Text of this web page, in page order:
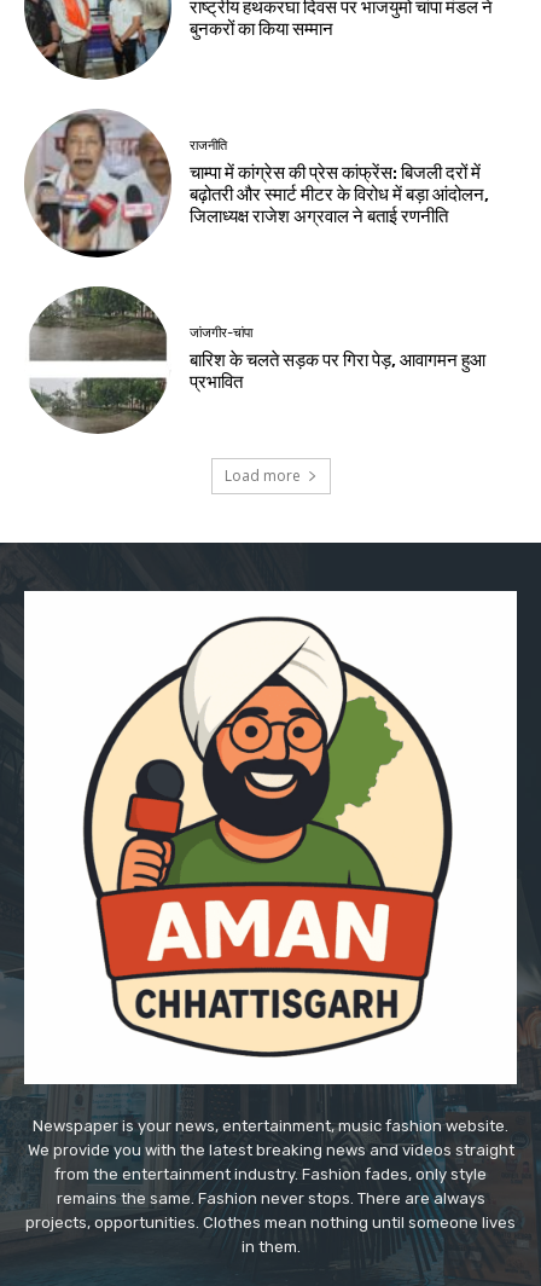
राष्ट्रीय हथकरघा दिवस पर भाजयुमो चांपा मंडल ने
बुनकरों का किया सम्मान
राजनीति
चाम्पा में कांग्रेस की प्रेस कांफ्रेंस: बिजली दरों में
बढ़ोतरी और स्मार्ट मीटर के विरोध में बड़ा आंदोलन,
जिलाध्यक्ष राजेश अग्रवाल ने बताई रणनीति
जांजगीर-चांपा
बारिश के चलते सड़क पर गिरा पेड़, आवागमन हुआ
प्रभावित
Load more
Newspaper is your news, entertainment, music fashion website.
We provide you with the latest breaking news and videos straight
from the entertainment industry. Fashion fades, only style
remains the same. Fashion never stops. There are always
projects, opportunities. Clothes mean nothing until someone lives
in them.